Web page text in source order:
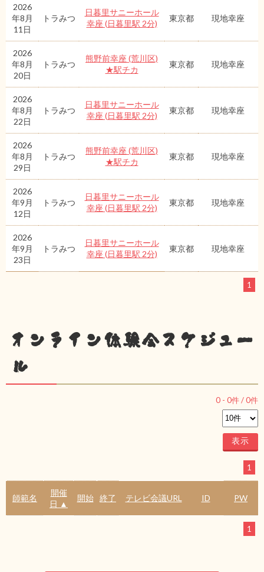
2026
年8月
11日
トラみつ
日暮里サニーホール
幸座 (日暮里駅 2分)
東京都 現地幸座
2026
年8月
20日
トラみつ
熊野前幸座 (荒川区)
★駅チカ
東京都 現地幸座
2026
年8月
22日
トラみつ
日暮里サニーホール
幸座 (日暮里駅 2分)
東京都 現地幸座
2026
年8月
29日
トラみつ
熊野前幸座 (荒川区)
★駅チカ
東京都 現地幸座
2026
年9月
12日
トラみつ
日暮里サニーホール
幸座 (日暮里駅 2分)
東京都 現地幸座
2026
年9月
23日
トラみつ
日暮里サニーホール
幸座 (日暮里駅 2分)
東京都 現地幸座
1
オンライン体験会スケジュー
ル
0 - 0件 /0件
1
師範名
開催
日 ▲
開始 終了 テレビ会議URL ID PW
1